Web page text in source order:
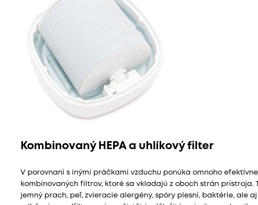
Kombinovaný HEPA a uhlíkový filter
V porovnaní s inými práčkami vzduchu ponúka omnoho
kombinovaných filtrov, ktoré sa vkladajú z oboch strán prístroja.
jemný prach, peľ, zvieracie alergény, spóry plesní, baktérie, ale